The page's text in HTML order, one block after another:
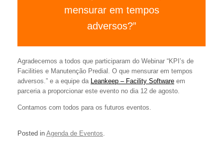
mensurar em tempos
adversos?”
Agradecemos a todos que participaram do Webinar “KPI’s de
Facilities e Manutenção Predial. O que mensurar em tempos
adversos.” e a equipe da Leankeep – Facility Software em
parceria a proporcionar este evento no dia 12 de agosto.
Contamos com todos para os futuros eventos.
Posted in Agenda de Eventos.